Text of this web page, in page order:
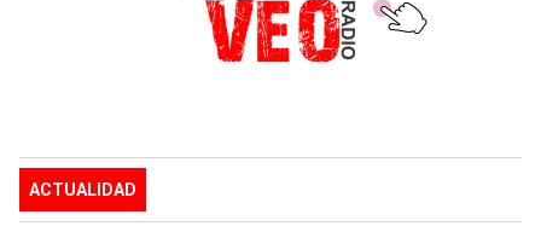
ACTUALIDAD